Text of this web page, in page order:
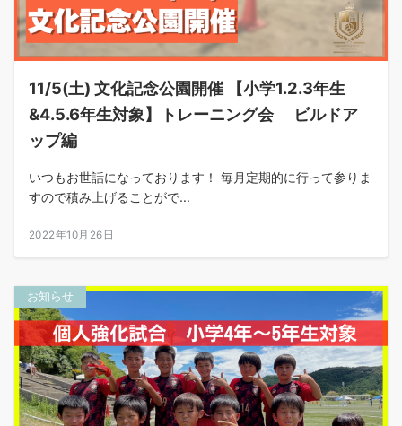
11/5(土) 文化記念公園開催 【小学1.2.3年生
&4.5.6年生対象】トレーニング会 ビルドア
ップ編
いつもお世話になっております！ 毎月定期的に行って参りま
すので積み上げることがで...
2022年10月26日
お知らせ